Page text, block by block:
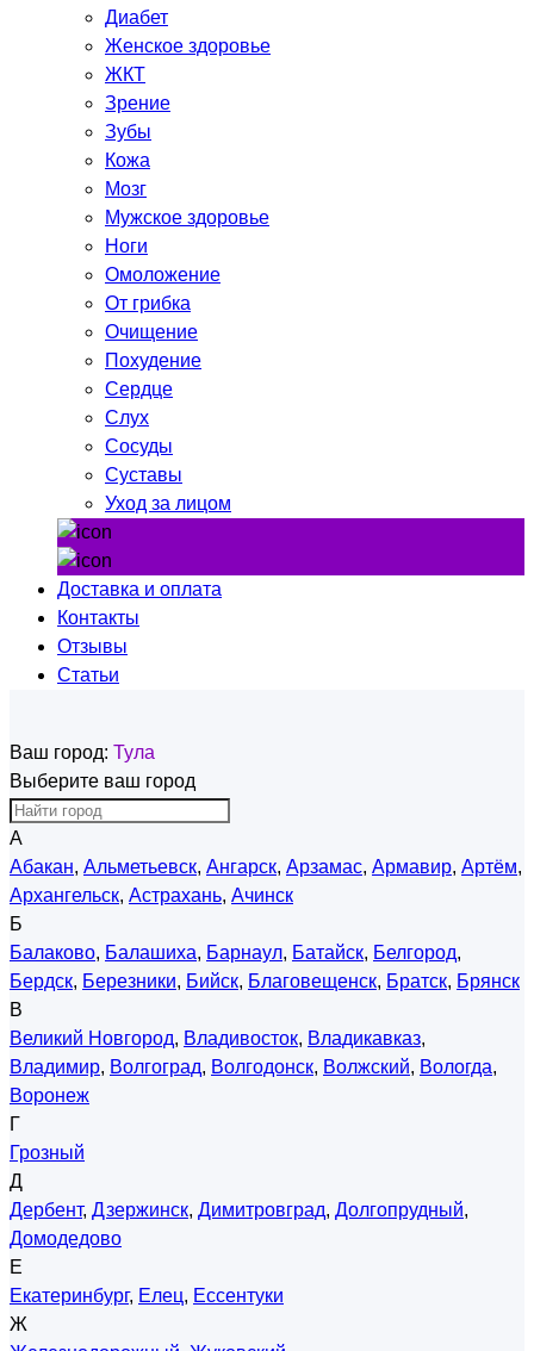
Диабет
Женское здоровье
ЖКТ
Зрение
Зубы
Кожа
Мозг
Мужское здоровье
Ноги
Омоложение
От грибка
Очищение
Похудение
Сердце
Слух
Сосуды
Суставы
Уход за лицом
Доставка и оплата
Контакты
Отзывы
Статьи
Ваш город: Тула
Выберите ваш город
А
Абакан, Альметьевск, Ангарск, Арзамас, Армавир, Артём,
Архангельск, Астрахань, Ачинск
Б
Балаково, Балашиха, Барнаул, Батайск, Белгород,
Бердск, Березники, Бийск, Благовещенск, Братск, Брянск
В
Великий Новгород, Владивосток, Владикавказ,
Владимир, Волгоград, Волгодонск, Волжский, Вологда,
Воронеж
Г
Грозный
Д
Дербент, Дзержинск, Димитровград, Долгопрудный,
Домодедово
Е
Екатеринбург, Елец, Ессентуки
Ж